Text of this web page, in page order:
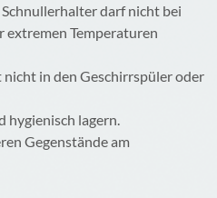
darf nicht bei
extremen Temperaturen
in den Geschirrspüler oder
hygienisch lagern.
Gegenstände am